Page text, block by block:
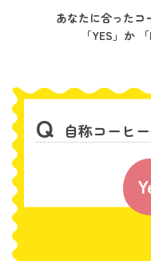
あなたに合ったコ
「YES」か
自称コーヒ